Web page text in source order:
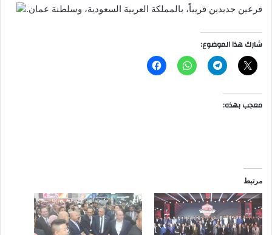
فرعين جديدين قريباً، بالمملكة العربية السعودية، وسلطنة عمان.
شارك هذا الموضوع:
معجب بهذه:
مرتبط